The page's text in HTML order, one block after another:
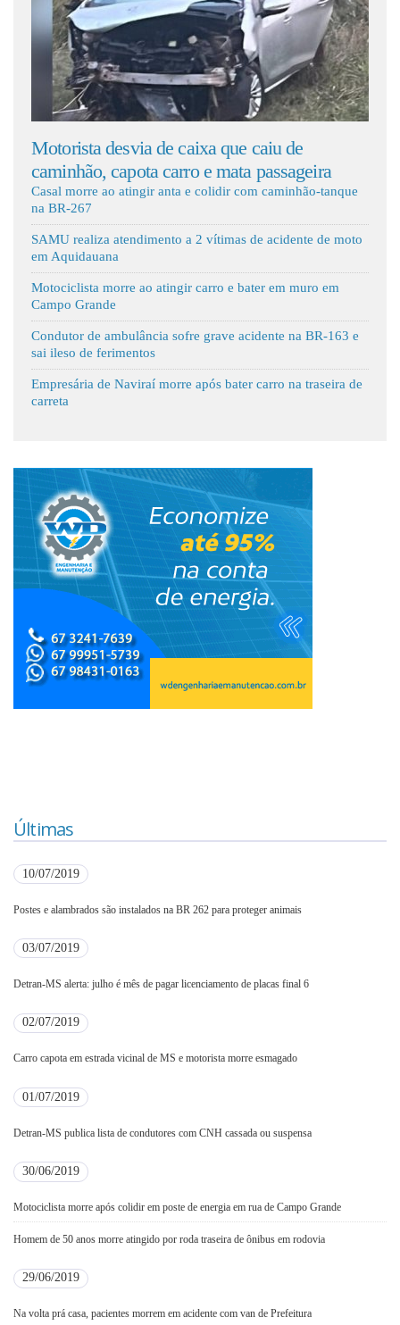
Fale Conosco
desvia de caixa que caiu de
capota carro e mata passageira
Motociclista fica
socorrida pelo
Casal morre ao atingir anta e colidir com caminhão-tanque
na BR-267
SAMU realiza atendimento a 2 vítimas de acidente de moto
em Aquidauana
Motociclista morre ao atingir carro e bater em muro em
Campo Grande
Condutor de ambulância sofre grave acidente na BR-163 e
sai ileso de ferimentos
Empresária de Naviraí morre após bater carro na traseira de
carreta
Últimas
10/07/2019
Postes e alambrados são instalados na BR 262 para proteger animais
03/07/2019
Detran-MS alerta: julho é mês de pagar licenciamento de placas final 6
02/07/2019
Carro capota em estrada vicinal de MS e motorista morre esmagado
01/07/2019
Detran-MS publica lista de condutores com CNH cassada ou suspensa
30/06/2019
Motociclista morre após colidir em poste de energia em rua de Campo Grande
Homem de 50 anos morre atingido por roda traseira de ônibus em rodovia
29/06/2019
Na volta prá casa, pacientes morrem em acidente com van de Prefeitura